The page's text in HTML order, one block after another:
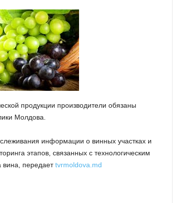
продукции производители обязаны
Молдова.
информации о винных участках и
этапов, связанных с технологическим
передает tvrmoldova.md